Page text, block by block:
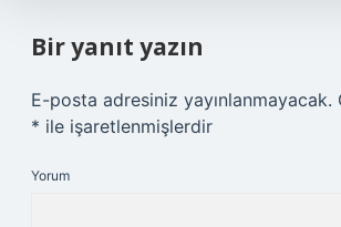
Bir yanıt yazın
E-posta adresiniz yayınlanmayacak.
* ile işaretlenmişlerdir
Yorum